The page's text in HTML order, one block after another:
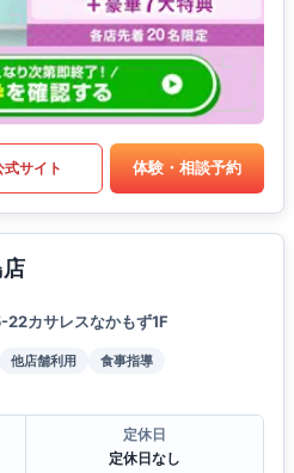
式サイト 体験・相談予約
22カサレスなかもず1F
他店舗利用
食事指導
定休日
定休日なし